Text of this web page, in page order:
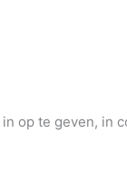
op te geven, in